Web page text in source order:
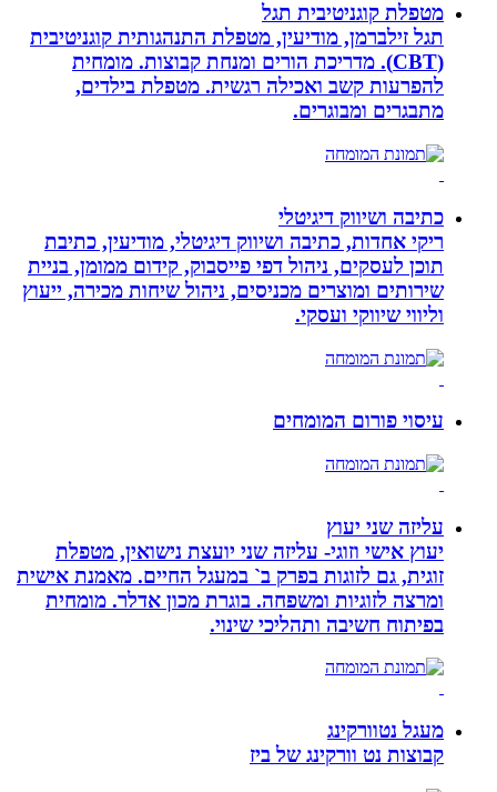
מטפלת קוגניטיבית תגל
תגל זילברמן, מודיעין, מטפלת התנהגותית קוגניטיבית
(CBT). מדריכת הורים ומנחת קבוצות. מומחית
להפרעות קשב ואכילה רגשית. מטפלת בילדים,
מתבגרים ומבוגרים.
כתיבה ושיווק דיגיטלי
ריקי אחדות, כתיבה ושיווק דיגיטלי, מודיעין, כתיבת
תוכן לעסקים, ניהול דפי פייסבוק, קידום ממומן, בניית
שירותים ומוצרים מכניסים, ניהול שיחות מכירה, ייעוץ
וליווי שיווקי ועסקי.
עיסוי פורום המומחים
עליזה שני יעוץ
יעוץ אישי וזוגי- עליזה שני יועצת נישואין, מטפלת
זוגית, גם לזוגות בפרק ב` במעגל החיים. מאמנת אישית
ומרצה לזוגיות ומשפחה. בוגרת מכון אדלר. מומחית
בפיתוח חשיבה ותהליכי שינוי.
מעגל נטוורקינג
קבוצות נט וורקינג של ביז